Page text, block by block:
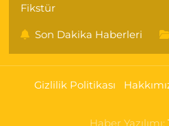
Fikstür
Son Dakika Haberleri
Gizlilik Politikası
Haber Yazılımı: